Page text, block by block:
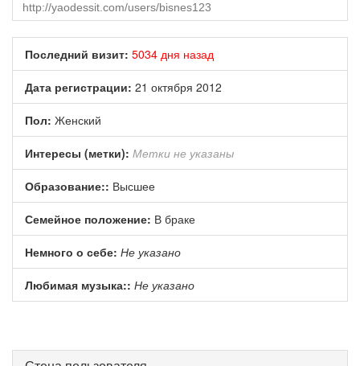
Последний визит: 5034 дня назад
Дата регистрации: 21 октября 2012
Пол: Женский
Интересы (метки): Метки не указаны
Образование:: Высшее
Семейное положение: В браке
Немного о себе: Не указано
Любимая музыка:: Не указано